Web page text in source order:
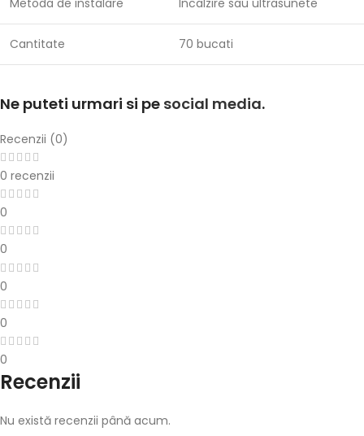
Metoda de instalare Incalzire sau ultrasunete
Cantitate 70 bucati
Ne puteti urmari si pe social media.
Recenzii (0)
0 recenzii
0
0
0
0
0
Recenzii
Nu există recenzii până acum.